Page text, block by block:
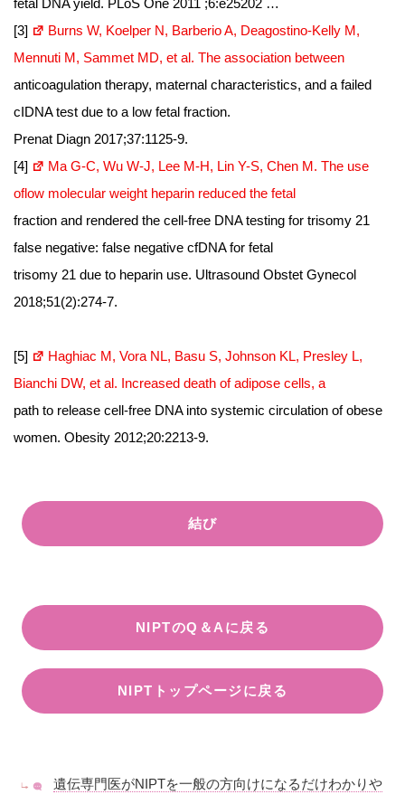
fetal DNA yield. PLoS One 2011 ;6:e25202 …
[3]
Burns W, Koelper N, Barberio A, Deagostino-Kelly M,
Mennuti M, Sammet MD, et al. The association between
anticoagulation therapy, maternal characteristics, and a failed
cIDNA test due to a low fetal fraction.
Prenat Diagn 2017;37:1125-9.
[4]
Ma G-C, Wu W-J, Lee M-H, Lin Y-S, Chen M. The use
oflow molecular weight heparin reduced the fetal
fraction and rendered the cell-free DNA testing for trisomy 21
false negative: false negative cfDNA for fetal
trisomy 21 due to heparin use. Ultrasound Obstet Gynecol
2018;51(2):274-7.
[5]
Haghiac M, Vora NL, Basu S, Johnson KL, Presley L,
Bianchi DW, et al. Increased death of adipose cells, a
path to release cell-free DNA into systemic circulation of obese
women. Obesity 2012;20:2213-9.
結び
NIPTのQ＆Aに戻る
NIPTトップページに戻る
遺伝専門医がNIPTを一般の方向けになるだけわかりや